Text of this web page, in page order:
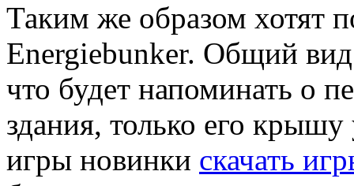
Таким же образом хотят
Energiebunker. Общий
что будет напоминать о
здания, только его крышу
игры новинки скачать